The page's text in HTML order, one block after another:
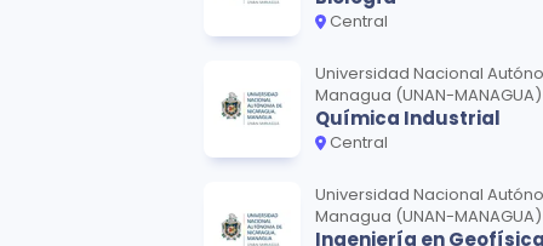
Central
Universidad Nacional
Managua (UNAN-MANAGUA)
Química Industrial
Central
Universidad Nacional
Managua (UNAN-MANAGUA)
Ingeniería en